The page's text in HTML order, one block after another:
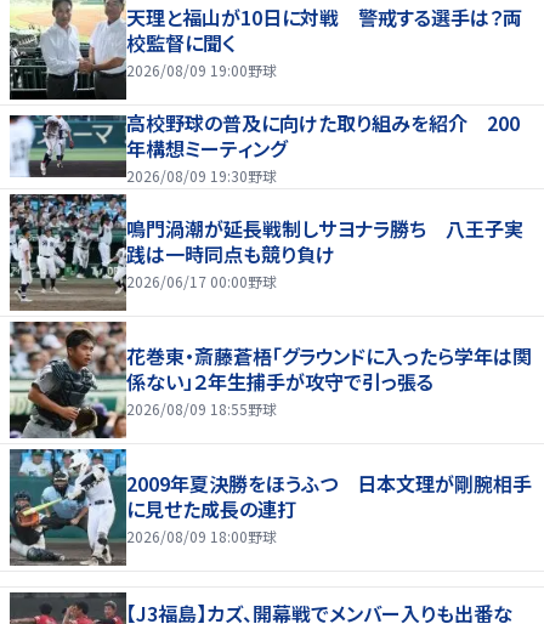
天理と福山が10日に対戦 警戒する選手は？両
校監督に聞く
2026/08/09 19:00野球
高校野球の普及に向けた取り組みを紹介 200
年構想ミーティング
2026/08/09 19:30野球
鳴門渦潮が延長戦制しサヨナラ勝ち 八王子実
践は一時同点も競り負け
2026/06/17 00:00野球
花巻東・斎藤蒼梧「グラウンドに入ったら学年は関
係ない」２年生捕手が攻守で引っ張る
2026/08/09 18:55野球
2009年夏決勝をほうふつ 日本文理が剛腕相手
に見せた成長の連打
2026/08/09 18:00野球
【J3福島】カズ、開幕戦でメンバー入りも出番な